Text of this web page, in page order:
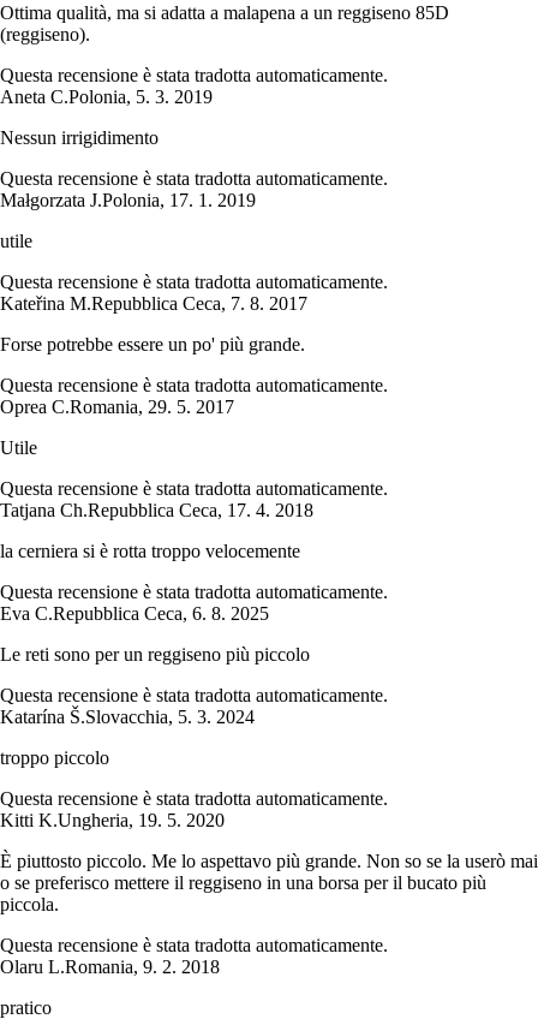
Ottima qualità, ma si adatta a malapena a un reggiseno 85D
(reggiseno).
Questa recensione è stata tradotta automaticamente.
Aneta C.Polonia, 5. 3. 2019
Nessun irrigidimento
Questa recensione è stata tradotta automaticamente.
Małgorzata J.Polonia, 17. 1. 2019
utile
Questa recensione è stata tradotta automaticamente.
Kateřina M.Repubblica Ceca, 7. 8. 2017
Forse potrebbe essere un po' più grande.
Questa recensione è stata tradotta automaticamente.
Oprea C.Romania, 29. 5. 2017
Utile
Questa recensione è stata tradotta automaticamente.
Tatjana Ch.Repubblica Ceca, 17. 4. 2018
la cerniera si è rotta troppo velocemente
Questa recensione è stata tradotta automaticamente.
Eva C.Repubblica Ceca, 6. 8. 2025
Le reti sono per un reggiseno più piccolo
Questa recensione è stata tradotta automaticamente.
Katarína Š.Slovacchia, 5. 3. 2024
troppo piccolo
Questa recensione è stata tradotta automaticamente.
Kitti K.Ungheria, 19. 5. 2020
È piuttosto piccolo. Me lo aspettavo più grande. Non so se la userò mai
o se preferisco mettere il reggiseno in una borsa per il bucato più
piccola.
Questa recensione è stata tradotta automaticamente.
Olaru L.Romania, 9. 2. 2018
pratico